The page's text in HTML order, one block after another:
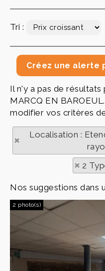
Tri :
Il n'y a pas de
MARCQ EN
modifier vos critères
Localisation :
2
Nos suggestions dans
2 photo(s)